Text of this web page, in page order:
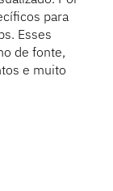
para
Esses
de fonte,
e muito